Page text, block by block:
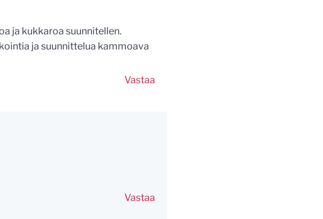
ja kukkaroa suunnitellen.
ja suunnittelua kammoava
Vastaa
Vastaa